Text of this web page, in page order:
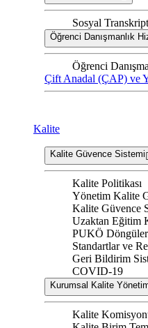
Sosyal Transkript
Öğrenci Danışmanlık
Öğrenci
Çift Anadal (ÇAP) ve
Kalite
Kalite Güvence Sistemi
Kalite Politikası
Yönetim Kalite
Kalite Güvence
Uzaktan Eğitim
PUKÖ
Standartlar ve
Geri Bildirim
COVID-19
Kurumsal Kalite
Kalite